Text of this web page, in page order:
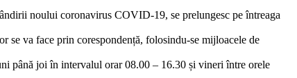
noului coronavirus COVID-19, se prelungesc pe întreaga
va face prin corespondență, folosindu-se mijloacele de
până joi în intervalul orar 08.00 – 16.30 și vineri între orele